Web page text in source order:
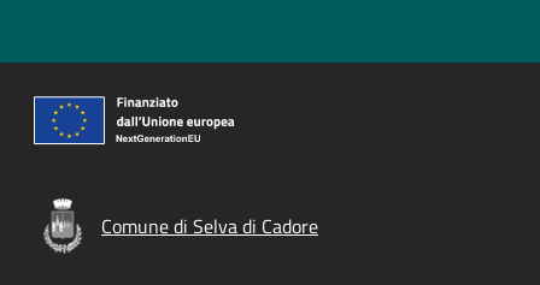
Comune di Selva di Cadore